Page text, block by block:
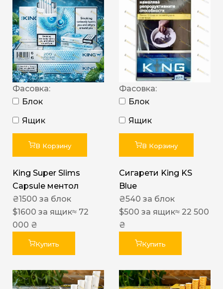
Фасовка:
Блок
Ящик
В Корзину
King Super Slims
Capsule ментол
₴1500 за блок
$1600 за ящик≈ 72
000 ₴
Купить
Фасовка:
Блок
Ящик
В Корзину
Сигарети King KS
Blue
₴540 за блок
$500 за ящик≈ 22 500
₴
Купить